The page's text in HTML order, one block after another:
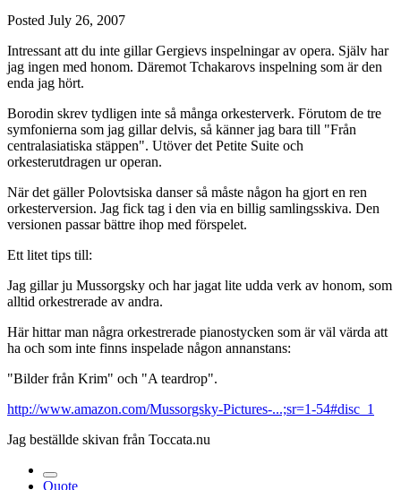
Posted July 26, 2007
Intressant att du inte gillar Gergievs inspelningar av opera. Själv har
jag ingen med honom. Däremot Tchakarovs inspelning som är den
enda jag hört.
Borodin skrev tydligen inte så många orkesterverk. Förutom de tre
symfonierna som jag gillar delvis, så känner jag bara till "Från
centralasiatiska stäppen". Utöver det Petite Suite och
orkesterutdragen ur operan.
När det gäller Polovtsiska danser så måste någon ha gjort en ren
orkesterversion. Jag fick tag i den via en billig samlingsskiva. Den
versionen passar bättre ihop med förspelet.
Ett litet tips till:
Jag gillar ju Mussorgsky och har jagat lite udda verk av honom, som
alltid orkestrerade av andra.
Här hittar man några orkestrerade pianostycken som är väl värda att
ha och som inte finns inspelade någon annanstans:
"Bilder från Krim" och "A teardrop".
http://www.amazon.com/Mussorgsky-Pictures-...;sr=1-54#disc_1
Jag beställde skivan från Toccata.nu
Quote